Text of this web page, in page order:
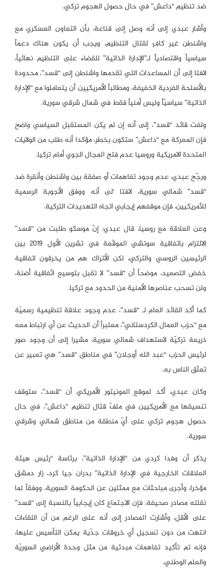
ضد تنظيم “داعش” في حال حصول الهجوم تركي.
وأشار عبدي إلى أنه وصل إلى قناعة، بأن التعاون العسكري مع
واشنطن غير كافٍ لقتال التنظيم، ويجب أن يكون هناك دعماً
سياسياً واقتصادياً لـ”الإدارة الذاتية” للقضاء على التنظيم نهائياً،
لافتا إلى أن المساعدات التي تقدمها واشنطن إلى “قسد”، محدودة
بالأسلحة الفردية الخفيفة، ومطالباً الأمريكيين أن يتعاملوا مع “الإدارة
الذاتية” سياسيّاً وليس أمنياً فقط في شمال شرقي سورية.
ولفت قائد “قسد”، إلى أنه إن لم يكن المستقبل السياسي واضح
فإن المعركة مع “داعش” ستكون بخطر، مؤكدا أنه طلب من الولايات
المتحدة الامريكية وروسيا عدم فتح المجال الجوي أمام تركيا.
ورجّح عبدي، عدم وجود تفاهمات أو صفقة بين واشنطن وأنقرة ضد
“قسد” شمالي سورية، لافتا ‘لى أنه ووفق الأجوبة الرسمية
للأمريكيين، فإن موقفهم إيجابي اتجاه التهديدات التركية.
وعن العلاقة مع روسيا، قال عبدي: إنّ موسكو طلبت من “قسد”
الالتزام باتفاقية سوتشي الموقّعة في تشرين الأول 2019 بين
الرئيسين الروسي والتركي، لكن الأتراك هم من يخرقون اتفاقية
خفض التصعيد، موضحاً أن “قسد” لا تقبل بتوسيع اتّفاقية أضنة،
ولن تسحب عناصرها الأمنية من الحدود مع تركيا.
كما أكد القائد العام لـ “قسد”، عدم وجود علاقة تنظيمية رسميّة
مع “حزب العمال الكردستاني”، معتبراً أن الحديث عن أي ارتباط معه
ذريعة تركيّة لاستهداف شمالي سورية، مشيرا إلى أن وجود صور
لرئيس الحزب “عبد الله أوجلان” في مناطق “قسد” هي تعبير عن
تعلّق الناس به.
وكان عبدي، أكد لموقع المونيتور الأمريكي أن “قسد”، ستوقف
تنسيقها مع الأمريكيين في ملفّ قتال تنظيم “داعش”، في حال
حصول هجوم تركي على أيّ منطقة من مناطق شمالي وشرقي
سورية.
يذكر أن وفدا كردي من “الإدارة الذاتية”، برئاسة “رئيس هيئة
العلاقات الخارجية في الإدارة الذاتية” بدران جيا كرد، زار دمشق
مؤخرا، وأجرى مباحثات مع ممثلين عن الحكومة السورية، ووفقاً لما
نقلته مصادر صحيفة، فإن الاجتماع كان إيجابياً بالنسبة إلى “قسد”
على الأقل، وأشارت المصادر إلى أنه على الرغم من أن اللقاءات
انتهت من دون تسجيل أي خروقات جدّية يمكن التأسيس عليها،
فإنه تم تأكيد تفاهمات مبدئية من مثل وحدة الأراضي السوريّة
والعلم الوطني.